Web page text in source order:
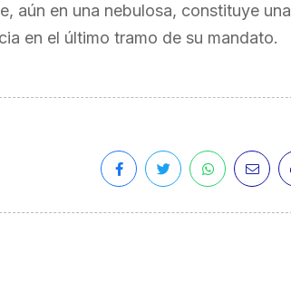
aún en una nebulosa, constituye una
en el último tramo de su mandato.